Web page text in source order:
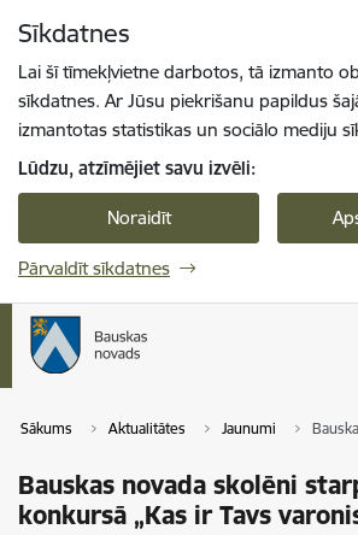
Sīkdatnes
Lai šī tīmekļvietne darbotos, tā izmanto
sīkdatnes. Ar Jūsu piekrišanu papildus
izmantotas statistikas un sociālo mediju
Lūdzu, atzīmējiet savu izvēli:
Noraidīt
Pārvaldīt sīkdatnes
Sākums Aktualitātes Jaunumi
Bauskas novada skolēni
konkursā „Kas ir Tavs